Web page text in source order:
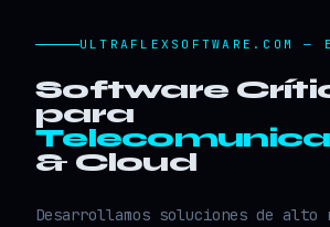
ULTRAFLEXSOFTWARE.COM
Software
para
& Cloud
Desarrollamos soluciones de alto